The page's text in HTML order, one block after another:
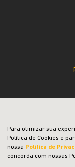
Para otimizar sua
Política de Cookies e
nossa Política de
concorda com nossas